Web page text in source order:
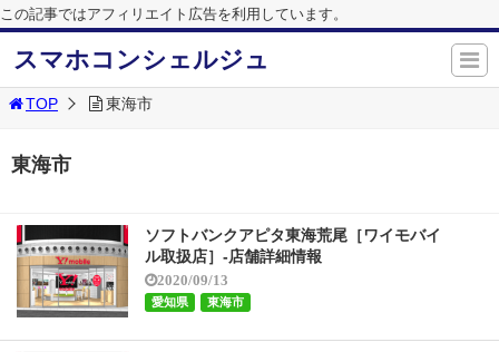
この記事ではアフィリエイト広告を利用しています。
スマホコンシェルジュ
TOP 東海市
東海市
ソフトバンクアピタ東海荒尾［ワイモバイ
ル取扱店］-店舗詳細情報
2020/09/13
愛知県 東海市